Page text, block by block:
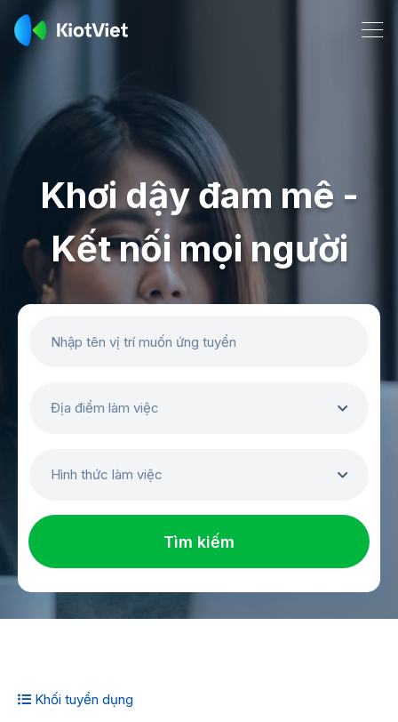
Khơi dậy đam mê -
Kết nối mọi người
Địa điểm làm việc
Hình thức làm việc
Tìm kiếm
Khối tuyển dụng